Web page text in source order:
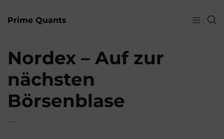
Prime Quants
Nordex – Auf zur
nächsten
Börsenblase